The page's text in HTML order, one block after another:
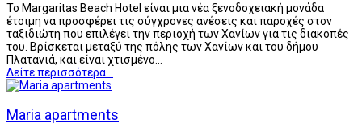
Το Margaritas Beach Hotel είναι μια νέα ξενοδοχειακή μονάδα
έτοιμη να προσφέρει τις σύγχρονες ανέσεις και παροχές στον
ταξιδιώτη που επιλέγει την περιοχή των Χανίων για τις διακοπές
του. Βρίσκεται μεταξύ της πόλης των Χανίων και του δήμου
Πλατανιά, και είναι χτισμένο…
Δείτε περισσότερα...
Maria apartments